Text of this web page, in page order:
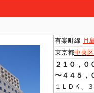
有楽町線 月
東京都中央区
２１０，０
〜４４５，
１ＬＤＫ、